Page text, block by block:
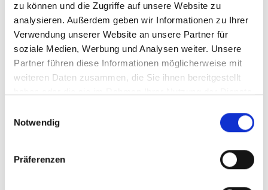
zu können und die Zugriffe auf unsere Website zu
analysieren. Außerdem geben wir Informationen zu Ihrer
Verwendung unserer Website an unsere Partner für
soziale Medien, Werbung und Analysen weiter. Unsere
Partner führen diese Informationen möglicherweise mit
weiteren Daten zusammen, die Sie ihnen bereitgestellt
Notwendig
Präferenzen